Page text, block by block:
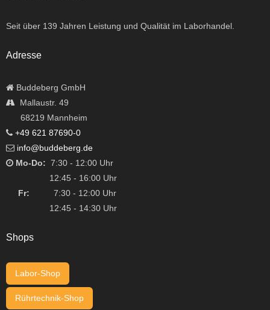
Seit über 139 Jahren Leistung und Qualität im Laborhandel.
Adresse
Buddeberg GmbH
Mallaustr. 49
68219 Mannheim
+49 621 87690-0
info@buddeberg.de
Mo-Do: 7:30 - 12:00 Uhr
12:45 - 16:00 Uhr
Fr: 7:30 - 12:00 Uhr
12:45 - 14:30 Uhr
Shops
Labor-Shop
Rührtechnik-Shop